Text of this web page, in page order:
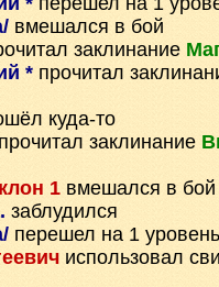
вмешался в бой
заклинание
* прочитал
куда-то
прочитал заклинание
1 вмешался в бой
заблудился
перешел на 1
использовал